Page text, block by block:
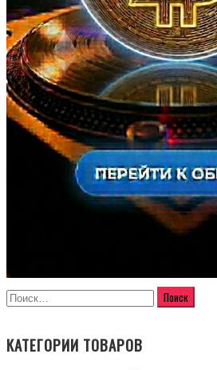
КАТЕГОРИИ ТОВАРОВ